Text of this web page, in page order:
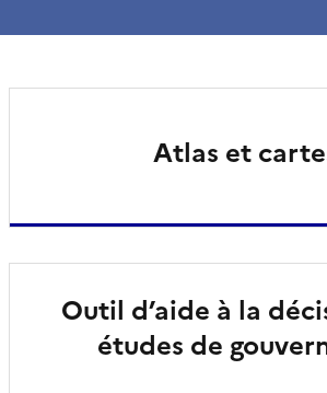
Atlas et
Outil d’aide à la
études de